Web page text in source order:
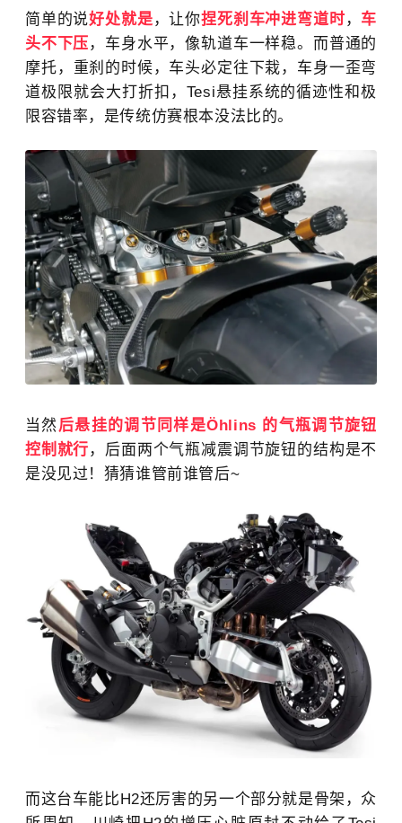
简单的说好处就是 ，让你捏死刹车冲进弯道时 ， 车
头不下压 ，车身水平，像轨道车一样稳。而普通的
摩托， 重刹的时候，车头必定往下栽，车身一歪弯
道极限就会大打折扣， Tesi悬挂系统的循迹性和极
限容错率，是传统仿赛根本没法比的。
当然 后悬挂的调节同样是Öhlins 的气瓶调节旋钮
控制就行 ，后面两个气瓶减震调节旋钮的结构是不
是没见过！猜猜谁管前谁管后~
而这台车能比H2还厉害的另一个部分就是骨架，众